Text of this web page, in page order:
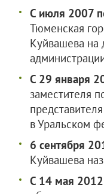
С июля 2007
Тюменская
Куйвашева на
С 29 января
заместителя
в Уральском
6 сентября
Куйвашева
С 14 мая 2012